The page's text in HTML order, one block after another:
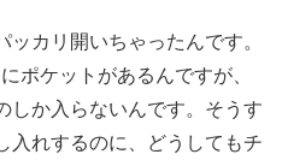
カリ開いちゃったんです。
ポケットがあるんですが、
しか入らないんです。そうす
入れするのに、どうしてもチ